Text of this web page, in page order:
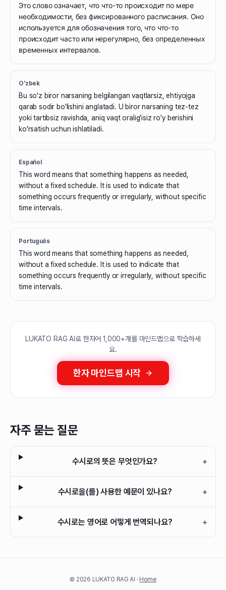
Это слово означает, что что-то происходит по мере
необходимости, без фиксированного расписания. Оно
используется для обозначения того, что что-то
происходит часто или нерегулярно, без определенных
временных интервалов.
O'zbek
Bu so'z biror narsaning belgilangan vaqtlarsiz, ehtiyojga
qarab sodir bo'lishini anglatadi. U biror narsaning tez-tez
yoki tartibsiz ravishda, aniq vaqt oralig'isiz ro'y berishini
ko'rsatish uchun ishlatiladi.
Español
This word means that something happens as needed,
without a fixed schedule. It is used to indicate that
something occurs frequently or irregularly, without specific
time intervals.
Português
This word means that something happens as needed,
without a fixed schedule. It is used to indicate that
something occurs frequently or irregularly, without specific
time intervals.
LUKATO RAG AI로 한자어 1,000+개를 마인드맵으로 학습하세
요.
한자 마인드맵 시작
자주 묻는 질문
수시로의 뜻은 무엇인가요? +
수시로을(를) 사용한 예문이 있나요? +
수시로는 영어로 어떻게 번역되나요? +
© 2026 LUKATO RAG AI · Home